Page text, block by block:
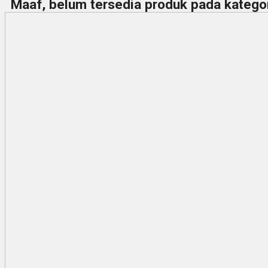
Maaf, belum tersedia produk pada